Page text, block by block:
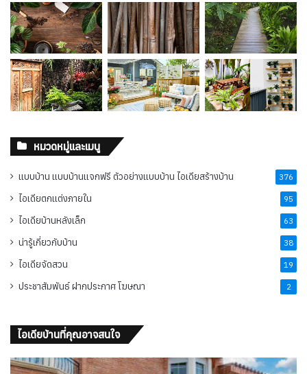
หมวดหมู่และเมนู
แบบบ้าน แบบบ้านแจกฟรี ตัวอย่างแบบบ้าน ไอเดียสร้างบ้าน 376
ไอเดียตกแต่งภายใน 95
ไอเดียบ้านหลังเล็ก 63
น่ารู้เกี่ยวกับบ้าน 38
ไอเดียจัดสวน 19
ประชาสัมพันธ์ ฝากประกาศ โฆษณา 2
ไอเดียบ้านที่คุณอาจสนใจ